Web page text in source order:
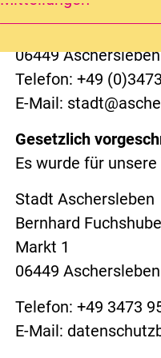
Der
06449 Aschersleben
Telefon: +49
E-Mail:
Gesetzlich
Es wurde für
Stadt Aschersleben
Bernhard
Markt 1
06449 Aschersleben
Telefon: +49 3473
E-Mail: